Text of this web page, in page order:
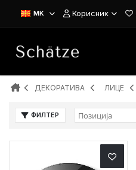
MK Корисник
ДЕКОРАТИВА ЛИЦЕ
ФИЛТЕР